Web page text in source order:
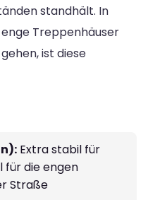
standhält. In
Treppenhäuser
ist diese
Extra stabil für
für die engen
Straße